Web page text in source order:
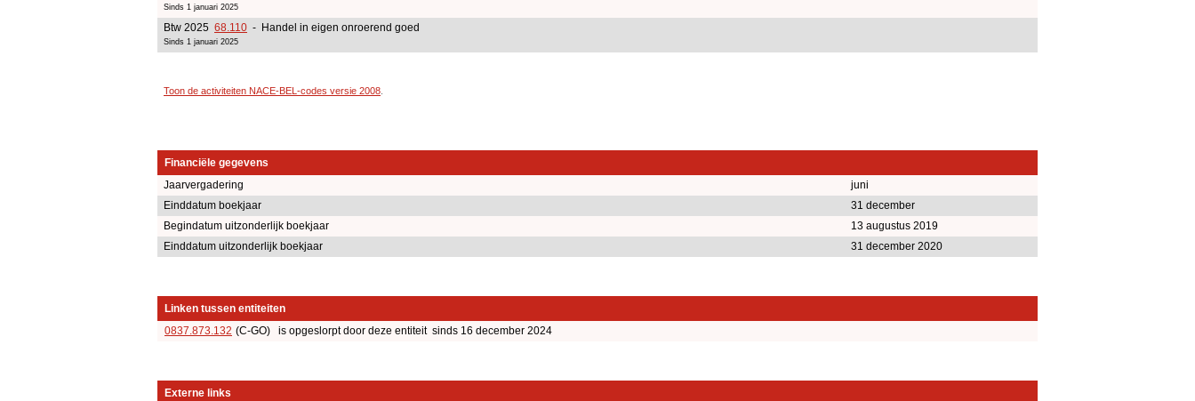
Sinds 1 januari 2025
Btw 2025 68.110 - Handel in eigen onroerend goed
Sinds 1 januari 2025
Toon de activiteiten NACE-BEL-codes versie 2008
Financiële gegevens
Jaarvergadering
juni
Einddatum boekjaar
31 december
Begindatum uitzonderlijk boekjaar
13 augustus 2019
Einddatum uitzonderlijk boekjaar
31 december 2020
Linken tussen entiteiten
0837.873.132 (C-GO) is opgeslorpt door deze entiteit sinds 16 december 2024
Externe links